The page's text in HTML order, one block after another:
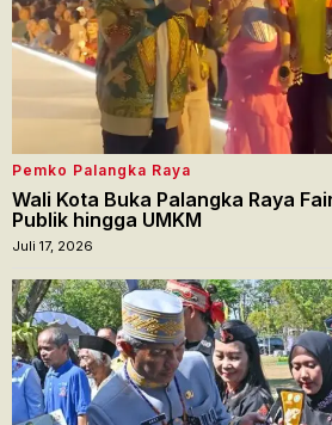
Pemko Palangka Raya
Wali Kota Buka Palangka Raya
Publik hingga UMKM
Juli 17, 2026